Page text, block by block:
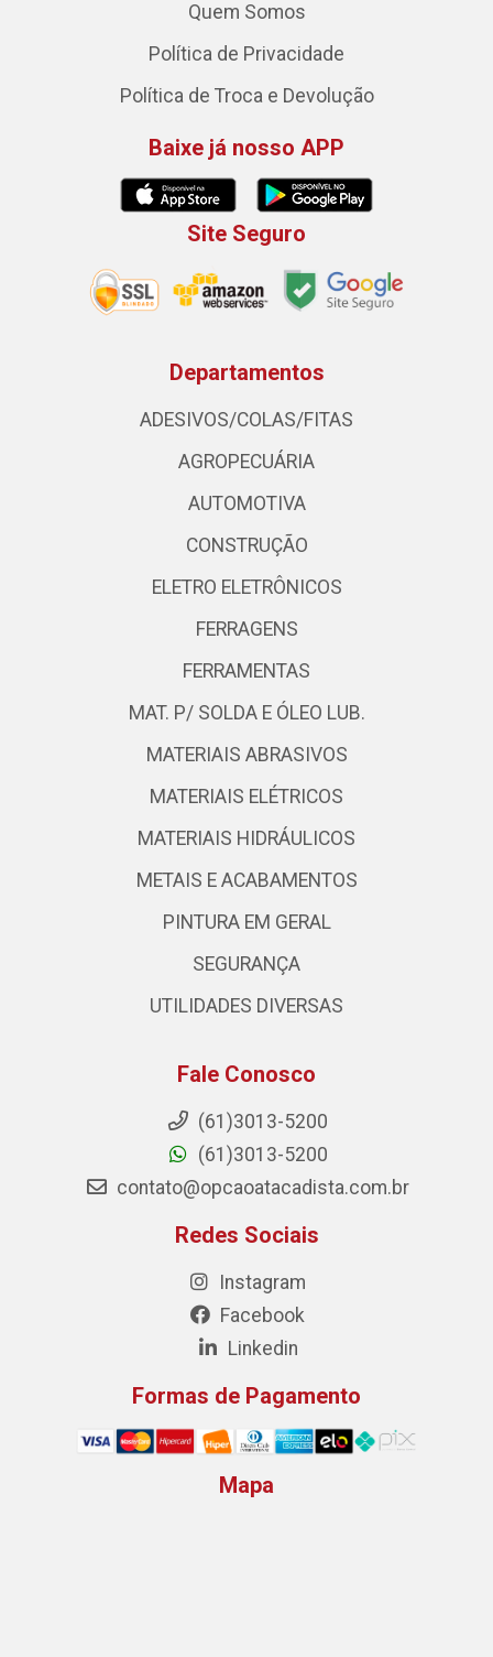
Quem Somos
Política de Privacidade
Política de Troca e Devolução
Baixe já nosso APP
Site Seguro
Departamentos
ADESIVOS/COLAS/FITAS
AGROPECUÁRIA
AUTOMOTIVA
CONSTRUÇÃO
ELETRO ELETRÔNICOS
FERRAGENS
FERRAMENTAS
MAT. P/ SOLDA E ÓLEO LUB.
MATERIAIS ABRASIVOS
MATERIAIS ELÉTRICOS
MATERIAIS HIDRÁULICOS
METAIS E ACABAMENTOS
PINTURA EM GERAL
SEGURANÇA
UTILIDADES DIVERSAS
Fale Conosco
(61)3013-5200
(61)3013-5200
contato@opcaoatacadista.com.br
Redes Sociais
Instagram
Facebook
Linkedin
Formas de Pagamento
Mapa